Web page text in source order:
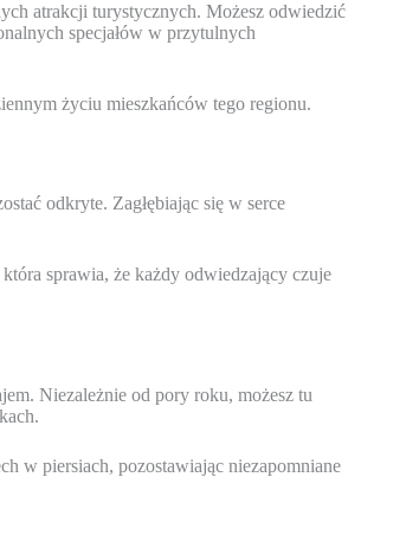
atrakcji turystycznych. Możesz odwiedzić
specjałów w przytulnych
życiu mieszkańców tego regionu.
odkryte. Zagłębiając się w serce
sprawia, że każdy odwiedzający czuje
Niezależnie od pory roku, możesz tu
w piersiach, pozostawiając niezapomniane